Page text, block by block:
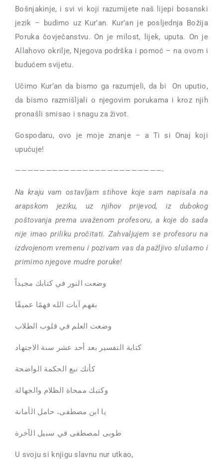
Bošnjakinje, i svi vi koji razumijete naš lijepi bosanski
jezik – budimo uz Kur’an. Kur’an je posljednja Božija
Poruka čovječanstvu. On je milost, lijek, uputa. On je
Allahovo okrilje, Njegova podrška i pomoć – na ovom i
budućem svijetu.
Učimo Kur’an da bismo ga razumjeli, da bi On uputio,
da bismo razmišljali o njegovim porukama i kroz njih
pronašli smisao i snagu za život.
Gospodaru, ovo je moje znanje – a Ti si Onaj koji
upućuje!
————————————————————————-
Na kraju vam ostavljam stihove koje sam napisala na
arapskom jeziku, uz njihov prijevod, iz dubokog
poštovanja prema uvaženom profesoru, a koje do sada
nije imao priliku pročitati. Zahvaljujem se profesoru na
izdvojenom vremenu i pozivam vas da pažljivo slušamo i
primimo njegove mudre poruke!
وضعت النور في كتابك مجيداً
بفهم آيات الله فهمًا عميقًا
وضعت العلم في قلوب الطلاب
كتابة التفسير بعد أحد عشر سنة الاجتهاد
كأنك نبع الحكمة الواضحة
وكتبك ممحاة الظلام والجهالة
يا ابن مصطفى، حامل الأمانة
طوبى لمصطفى في سبيل الآخرة
U svoju si knjigu slavnu nur utkao,